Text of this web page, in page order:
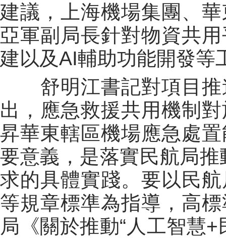
建議，上海機場集團、
亞軍副局長針對物資共
建以及AI輔助功能開發等
舒明江書記對項目
出，應急救援共用機制
昇華東轄區機場應急處
要意義，是落實民航局推
求的具體實踐。要以民
等規章標準為指導，高
局《關於推動“人工智慧